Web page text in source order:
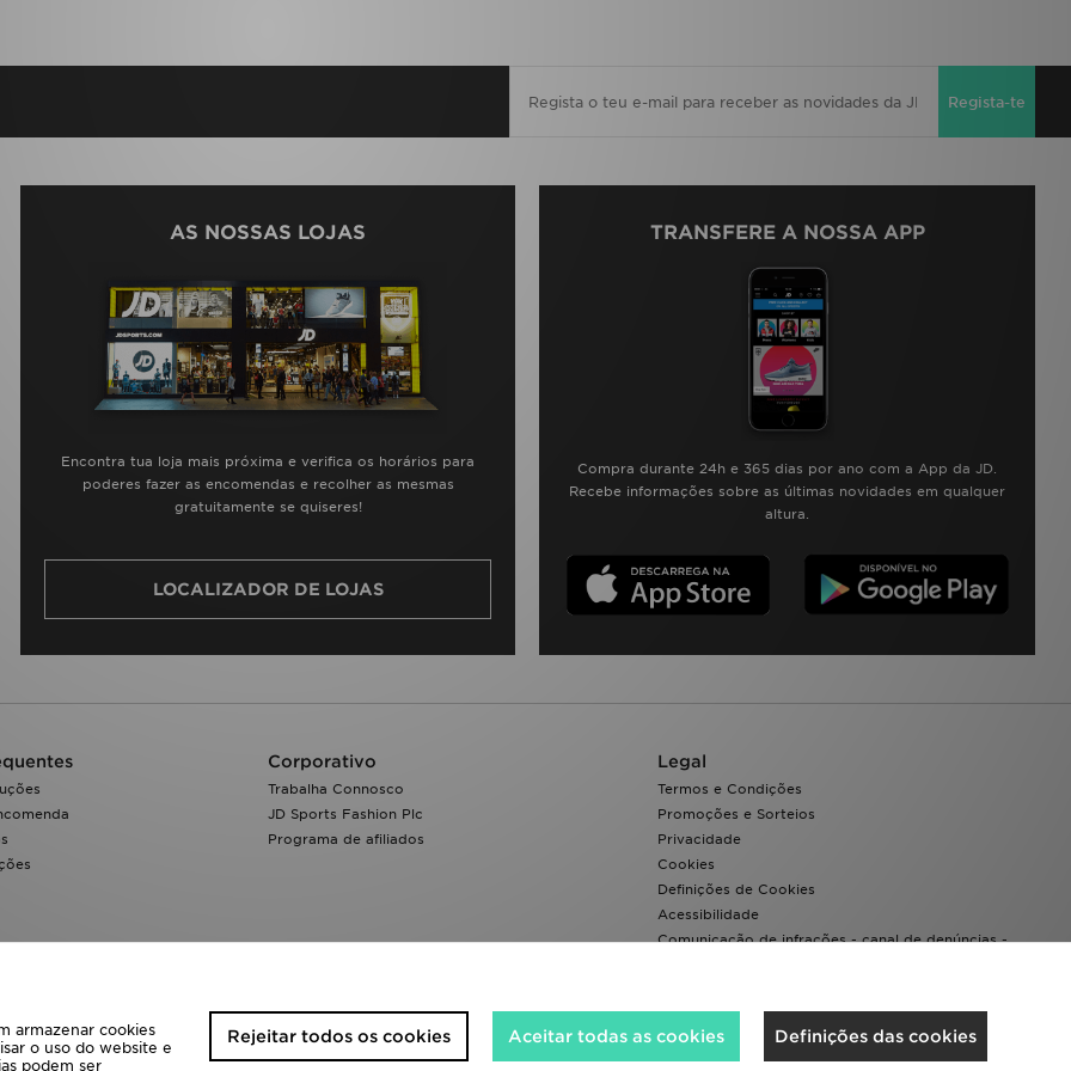
Regista-te
AS NOSSAS LOJAS
Encontra tua loja mais próxima e verifica os horários para
poderes fazer as encomendas e recolher as mesmas
gratuitamente se quiseres!
LOCALIZADOR DE LOJAS
TRANSFERE A NOSSA APP
Compra durante 24h e 365 dias por ano com a App da JD.
Recebe informações sobre as últimas novidades em qualquer
altura.
Corporativo
Trabalha Connosco
JD Sports Fashion Plc
Programa de afiliados
Legal
Termos e Condições
Promoções e Sorteios
Privacidade
Cookies
Definições de Cookies
Acessibilidade
Comunicação de infrações - canal de denúncias -
Aceitamos os seguintes métodos de pagamento
armazenar cookies
o uso do website e
podem ser
Definições das cookies
Aceitar todas as cookies
Rejeitar todos os cookies